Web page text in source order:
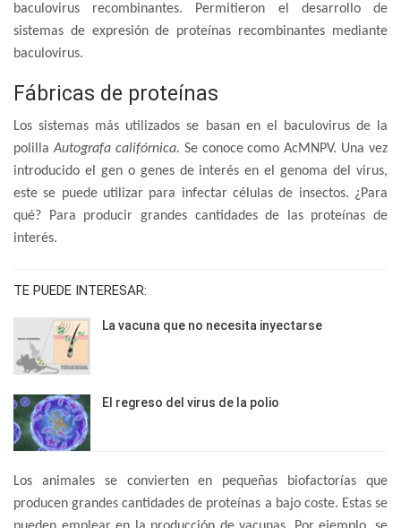
baculovirus recombinantes. Permitieron el desarrollo de
sistemas de expresión de proteínas recombinantes mediante
baculovirus.
Fábricas de proteínas
Los sistemas más utilizados se basan en el baculovirus de la
polillaAutografa califórnica. Se conoce como AcMNPV. Una vez
introducido el gen o genes de interés en el genoma del virus,
este se puede utilizar para infectar células de insectos. ¿Para
qué? Para producir grandes cantidades de las proteínas de
interés.
TE PUEDE INTERESAR:
La vacuna que no necesita inyectarse
El regreso del virus de la polio
Los animales se convierten en pequeñas biofactorías que
producen grandes cantidades de proteínas a bajo coste. Estas se